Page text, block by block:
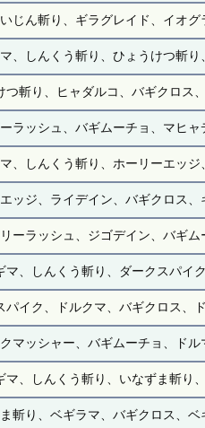
じん斬り、ギラグレイド、イオグ
、しんくう斬り、ひょうけつ斬り
斬り、ヒャダルコ、バギクロス、
ラッシュ、バギムーチョ、マヒャ
、しんくう斬り、ホーリーエッジ
ッジ、ライデイン、バギクロス、
ーラッシュ、ジゴデイン、バギム
マ、しんくう斬り、ダークスパイ
イク、ドルクマ、バギクロス、ド
マッシャー、バギムーチョ、ドル
マ、しんくう斬り、いなずま斬り
斬り、ベギラマ、バギクロス、ベ